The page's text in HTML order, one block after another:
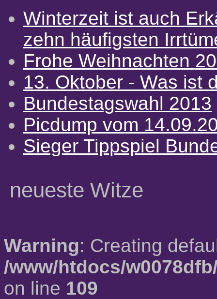
Winterzeit ist auch
zehn häufigsten
Frohe Weihnachten
13. Oktober - Was ist
Bundestagswahl 2013
Picdump vom
Sieger Tippspiel
neueste Witze
Warning: Creating
/www/htdocs/
on line 109